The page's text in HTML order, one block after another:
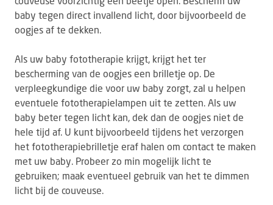
baby tegen direct invallend licht, door bijvoorbeeld de
oogjes af te dekken.
Als uw baby fototherapie krijgt, krijgt het ter
bescherming van de oogjes een brilletje op. De
verpleegkundige die voor uw baby zorgt, zal u helpen
eventuele fototherapielampen uit te zetten. Als uw
baby beter tegen licht kan, dek dan de oogjes niet de
hele tijd af. U kunt bijvoorbeeld tijdens het verzorgen
het fototherapiebrilletje eraf halen om contact te maken
met uw baby. Probeer zo min mogelijk licht te
gebruiken; maak eventueel gebruik van het te dimmen
licht bij de couveuse.